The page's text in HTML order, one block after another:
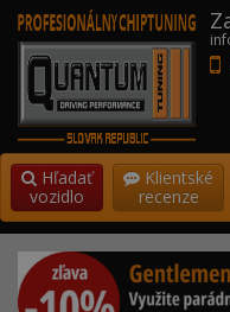
Hľadať
vozidlo
Klientské
recenze